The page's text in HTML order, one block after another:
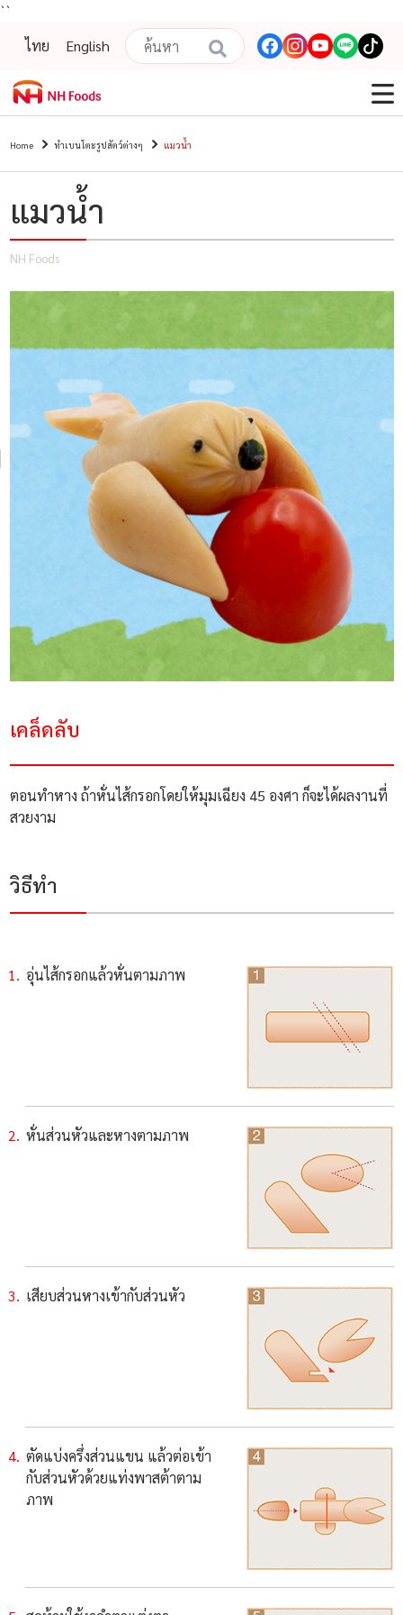
``
ไทย
English
Home ทำเบนโตะรูปสัตว์ต่างๆ แมวน้ำ
แมวน้ำ
NH Foods
เคล็ดลับ
ตอนทำหาง ถ้าหั่นไส้กรอกโดยให้มุมเฉียง 45 องศา ก็จะได้ผลงานที่
สวยงาม
วิธีทำ
อุ่นไส้กรอกแล้วหั่นตามภาพ
หั่นส่วนหัวและหางตามภาพ
เสียบส่วนหางเข้ากับส่วนหัว
ตัดแบ่งครึ่งส่วนแขน แล้วต่อเข้า
กับส่วนหัวด้วยแท่งพาสต้าตาม
ภาพ